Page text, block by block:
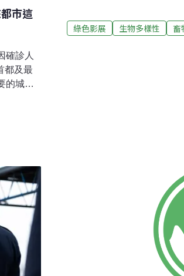
市這
確診人
都及最
的城
座深
橋，
溝鼠
們對於
性，居
詼諧又
讓觀眾感受到超越各種血腥
平常，以致於人們很少察覺
綠色影展 生物多樣性 畜